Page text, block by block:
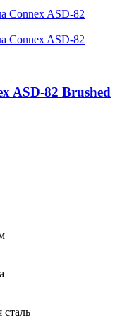
ASD-82 Brushed